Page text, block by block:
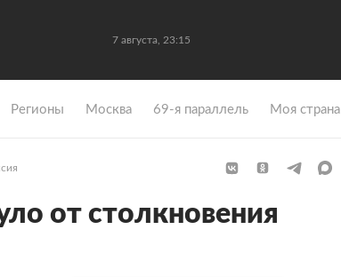
7 августа, 23:15
Регионы Москва 69-я параллель Моя страна
от столкновения